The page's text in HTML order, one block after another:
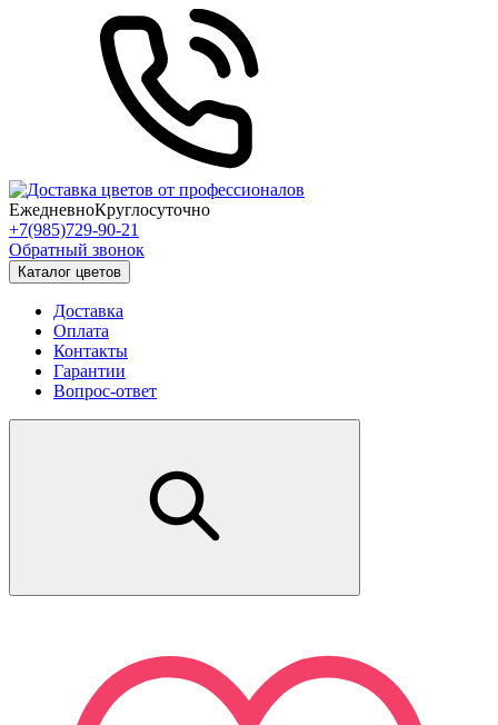
ЕжедневноКруглосуточно
+7(985)729-90-21
Обратный звонок
Каталог цветов
Доставка
Оплата
Контакты
Гарантии
Вопрос-ответ